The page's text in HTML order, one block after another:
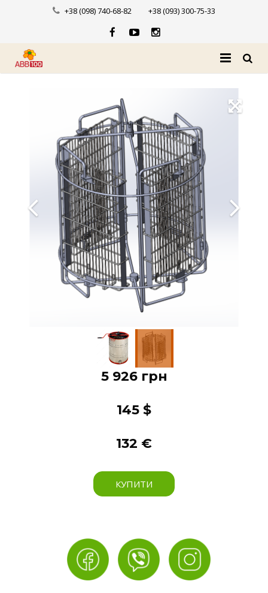
+38 (098) 740-68-82 +38 (093) 300-75-33
Доставка і оплата
Новини
Контакти
5 926 грн
145 $
132 €
КУПИТИ